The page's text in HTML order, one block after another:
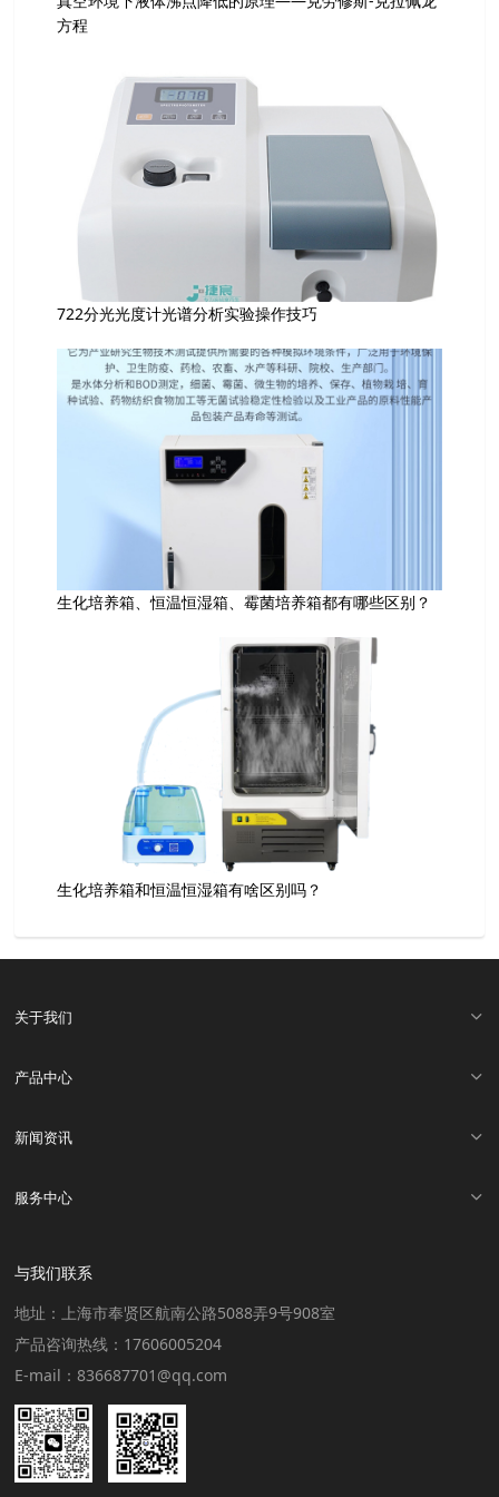
方程
722分光光度计光谱分析实验操作技巧
生化培养箱、恒温恒湿箱、霉菌培养箱都有哪些区别？
生化培养箱和恒温恒湿箱有啥区别吗？
关于我们
产品中心
新闻资讯
服务中心
与我们联系
地址：上海市奉贤区航南公路5088弄9号908室
产品咨询热线：17606005204
E-mail：836687701@qq.com